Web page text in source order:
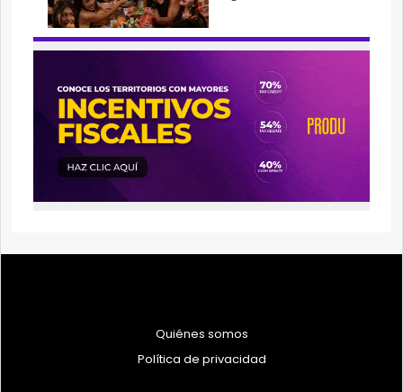
Quiénes somos
Política de privacidad